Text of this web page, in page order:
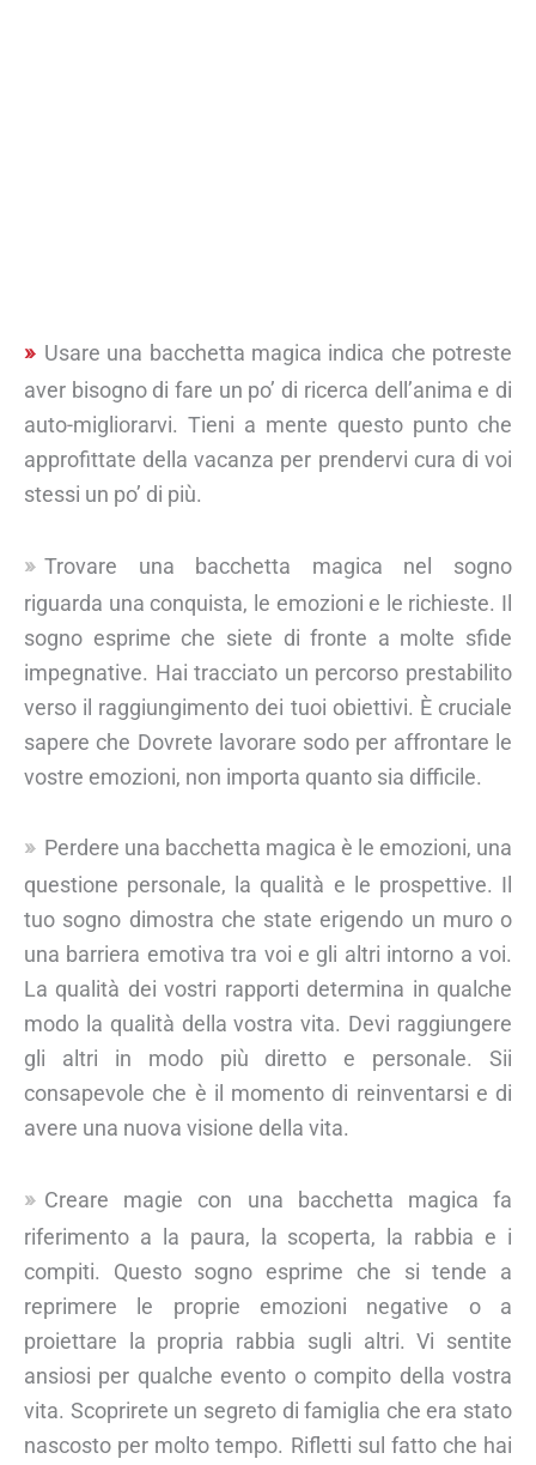
Usare una bacchetta magica indica che potreste
aver bisogno di fare un po’ di ricerca dell’anima e di
auto-migliorarvi. Tieni a mente questo punto che
approfittate della vacanza per prendervi cura di voi
stessi un po’ di più.
Trovare una bacchetta magica nel sogno
riguarda una conquista, le emozioni e le richieste. Il
sogno esprime che siete di fronte a molte sfide
impegnative. Hai tracciato un percorso prestabilito
verso il raggiungimento dei tuoi obiettivi. È cruciale
sapere che Dovrete lavorare sodo per affrontare le
vostre emozioni, non importa quanto sia difficile.
Perdere una bacchetta magica è le emozioni, una
questione personale, la qualità e le prospettive. Il
tuo sogno dimostra che state erigendo un muro o
una barriera emotiva tra voi e gli altri intorno a voi.
La qualità dei vostri rapporti determina in qualche
modo la qualità della vostra vita. Devi raggiungere
gli altri in modo più diretto e personale. Sii
consapevole che è il momento di reinventarsi e di
avere una nuova visione della vita.
Creare magie con una bacchetta magica fa
riferimento a la paura, la scoperta, la rabbia e i
compiti. Questo sogno esprime che si tende a
reprimere le proprie emozioni negative o a
proiettare la propria rabbia sugli altri. Vi sentite
ansiosi per qualche evento o compito della vostra
vita. Scoprirete un segreto di famiglia che era stato
nascosto per molto tempo. Rifletti sul fatto che hai